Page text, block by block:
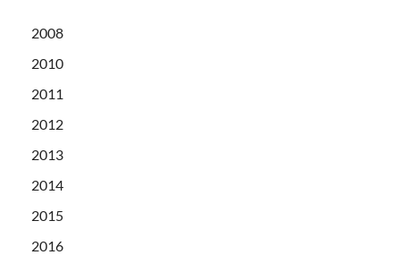
2008
2010
2011
2012
2013
2014
2015
2016